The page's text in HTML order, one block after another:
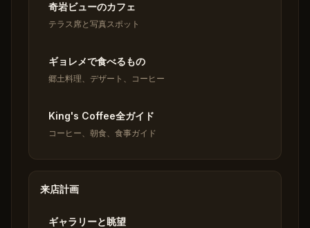
奇岩ビューのカフェ
テラス席と写真スポット
ギョレメで食べるもの
郷土料理、デザート、コーヒー
King's Coffee全ガイド
コーヒー、朝食、食事ガイド
来店計画
ギャラリーと眺望